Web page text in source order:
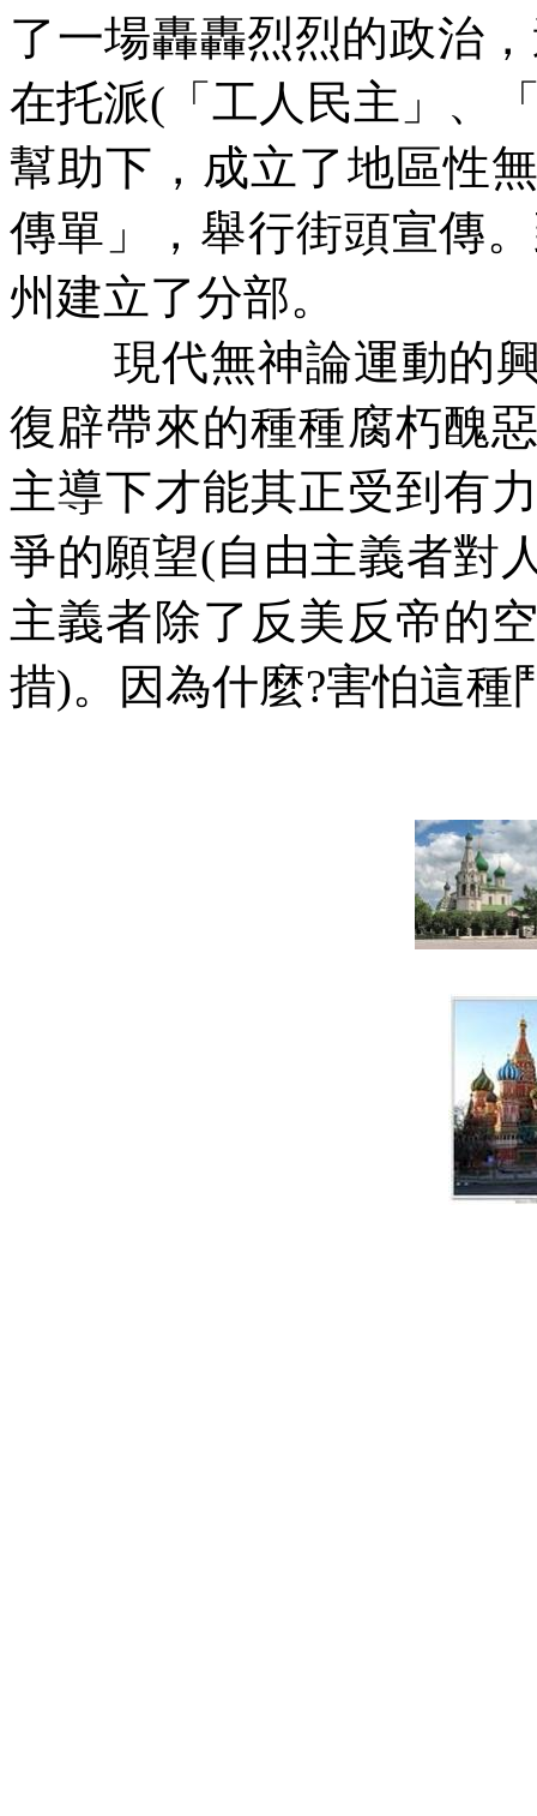
了一場轟轟烈烈的政治
在托派( 「工人民主」、
幫助下，成立了地區性
傳單」，舉行街頭宣傳
州建立了分部。
現代無神論運動的
復辟帶來的種種腐朽醜
主導下才能其正受到有
爭的願望(自由主義者對
主義者除了反美反帝的
措)。因為什麼?害怕這種